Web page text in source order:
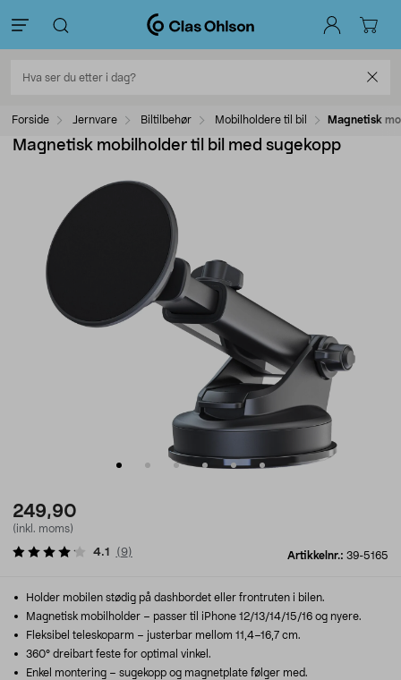
Forside Jernvare Biltilbehør Mobilholdere til bil Magnetisk
Magnetisk mobilholder til bil med sugekopp
249,90
(inkl. moms)
Artikkelnr.: 39-5165
4.1 (9)
Holder mobilen stødig på dashbordet eller frontruten i bilen.
Magnetisk mobilholder – passer til iPhone 12/13/14/15/16 og nyere.
Fleksibel teleskoparm – justerbar mellom 11,4–16,7 cm.
360° dreibart feste for optimal vinkel.
Enkel montering – sugekopp og magnetplate følger med.